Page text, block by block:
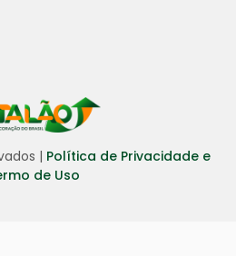
| Política de Privacidade e
de Uso